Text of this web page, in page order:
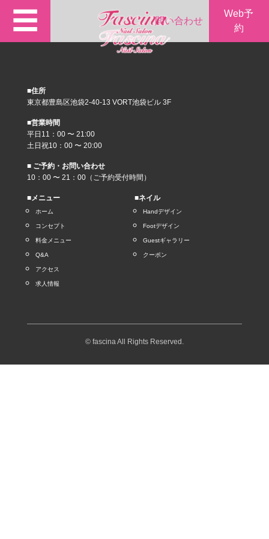
☰ 問い合わせ
Web予
約
■住所
東京都豊島区池袋2-40-13 VORT池袋ビル 3F
■営業時間
平日11：00 〜 21:00
土日祝10：00 〜 20:00
■ ご予約・お問い合わせ
10：00 〜 21：00（ご予約受付時間）
■メニュー
ホーム
コンセプト
料金メニュー
Q&A
アクセス
求人情報
■ネイル
Handデザイン
Footデザイン
Guestギャラリー
クーポン
© fascina All Rights Reserved.